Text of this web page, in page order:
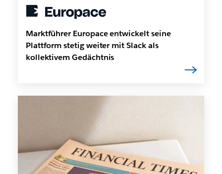
Marktführer Europace entwickelt seine
Plattform stetig weiter mit Slack als
kollektivem Gedächtnis